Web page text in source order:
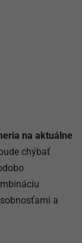
na aktuálne
chýbať
a